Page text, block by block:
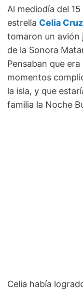
Al mediodía del
estrella Celia Cruz
tomaron un avión
de la Sonora
Pensaban que
momentos
la isla, y que
familia la Noche
Celia había